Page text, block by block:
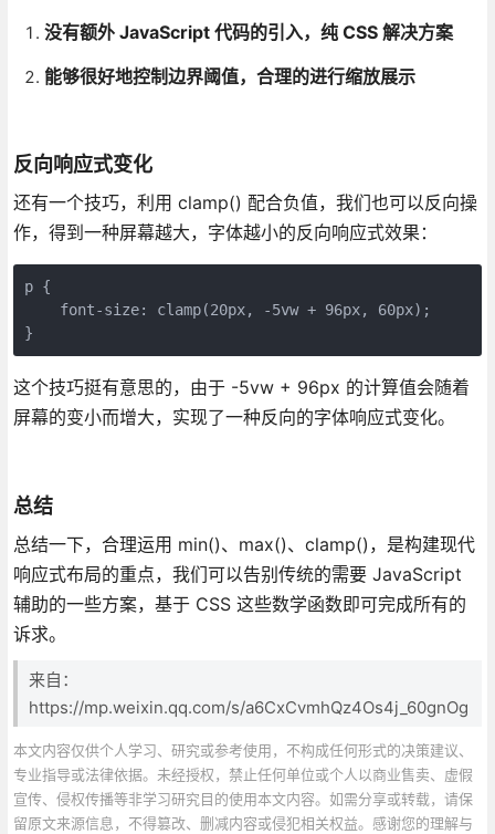
没有额外 JavaScript 代码的引入，纯 CSS 解决方案
能够很好地控制边界阈值，合理的进行缩放展示
反向响应式变化
还有一个技巧，利用 clamp() 配合负值，我们也可以反向操
作，得到一种屏幕越大，字体越小的反向响应式效果：
p {
    font-size: clamp(20px, -5vw + 96px, 60px);
}
这个技巧挺有意思的，由于 -5vw + 96px 的计算值会随着
屏幕的变小而增大，实现了一种反向的字体响应式变化。
总结
总结一下，合理运用 min()、max()、clamp()，是构建现代
响应式布局的重点，我们可以告别传统的需要 JavaScript
辅助的一些方案，基于 CSS 这些数学函数即可完成所有的
诉求。
来自：
https://mp.weixin.qq.com/s/a6CxCvmhQz4Os4j_60gnOg
本文内容仅供个人学习、研究或参考使用，不构成任何形式的决策建议、
专业指导或法律依据。未经授权，禁止任何单位或个人以商业售卖、虚假
宣传、侵权传播等非学习研究目的使用本文内容。如需分享或转载，请保
留原文来源信息，不得篡改、删减内容或侵犯相关权益。感谢您的理解与